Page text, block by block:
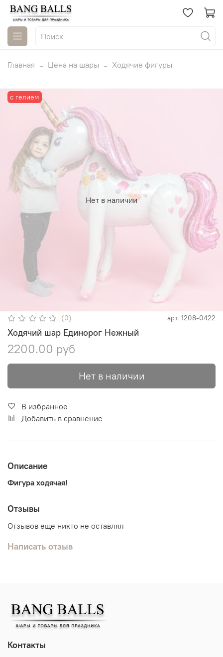
Главная Цена на шары Ходячие фигуры
Нет в наличии
с гелием
(0) арт. 1208-0422
Ходячий шар Единорог Нежный
2200.00 руб
Нет в наличии
В избранное
Добавить в сравнение
Описание
Фигура ходячая!
Отзывы
Отзывов еще никто не оставлял
Написать отзыв
Контакты